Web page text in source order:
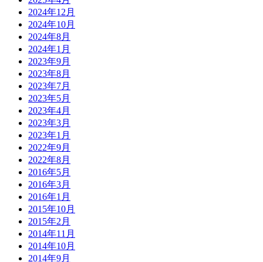
2024年12月
2024年10月
2024年8月
2024年1月
2023年9月
2023年8月
2023年7月
2023年5月
2023年4月
2023年3月
2023年1月
2022年9月
2022年8月
2016年5月
2016年3月
2016年1月
2015年10月
2015年2月
2014年11月
2014年10月
2014年9月